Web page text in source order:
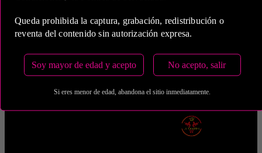
Queda prohibida la captura, grabación, redistribución o
reventa del contenido sin autorización expresa.
Soy mayor de edad y acepto No acepto, salir
Si eres menor de edad, abandona el sitio inmediatamente.